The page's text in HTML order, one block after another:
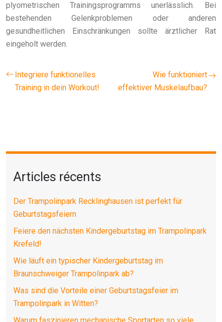
plyometrischen Trainingsprogramms unerlässlich. Bei
bestehenden Gelenkproblemen oder anderen
gesundheitlichen Einschränkungen sollte ärztlicher Rat
eingeholt werden.
Integriere funktionelles
Training in dein Workout!
Wie funktioniert
effektiver Muskelaufbau?
Articles récents
Der Trampolinpark Recklinghausen ist perfekt für
Geburtstagsfeiern
Feiere den nächsten Kindergeburtstag im Trampolinpark
Krefeld!
Wie läuft ein typischer Kindergeburtstag im
Braunschweiger Trampolinpark ab?
Was sind die Vorteile einer Geburtstagsfeier im
Trampolinpark in Witten?